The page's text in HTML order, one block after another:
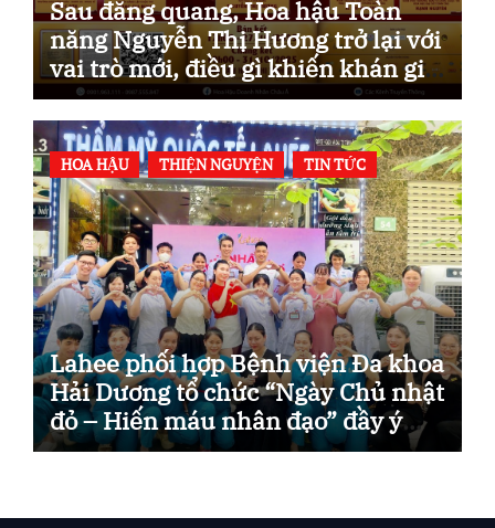
Sau đăng quang, Hoa hậu Toàn
năng Nguyễn Thị Hương trở lại với
vai trò mới, điều gì khiến khán giả
mong chờ?
HOA HẬU THIỆN NGUYỆN TIN TỨC
Lahee phối hợp Bệnh viện Đa khoa
Hải Dương tổ chức “Ngày Chủ nhật
đỏ – Hiến máu nhân đạo” đầy ý
nghĩa